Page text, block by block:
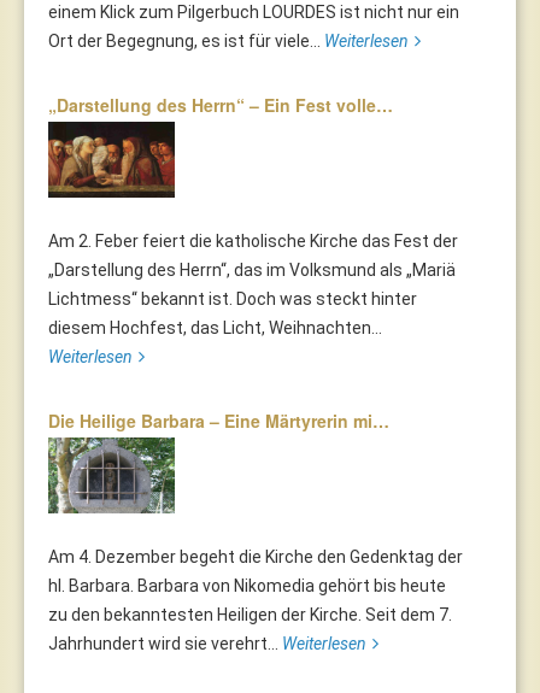
einem Klick zum Pilgerbuch LOURDES ist nicht nur ein
Ort der Begegnung, es ist für viele... Weiterlesen
„Darstellung des Herrn“ – Ein Fest volle…
Am 2. Feber feiert die katholische Kirche das Fest der
„Darstellung des Herrn“, das im Volksmund als „Mariä
Lichtmess“ bekannt ist. Doch was steckt hinter
diesem Hochfest, das Licht, Weihnachten...
Weiterlesen
Die Heilige Barbara – Eine Märtyrerin mi…
Am 4. Dezember begeht die Kirche den Gedenktag der
hl. Barbara. Barbara von Nikomedia gehört bis heute
zu den bekanntesten Heiligen der Kirche. Seit dem 7.
Jahrhundert wird sie verehrt... Weiterlesen